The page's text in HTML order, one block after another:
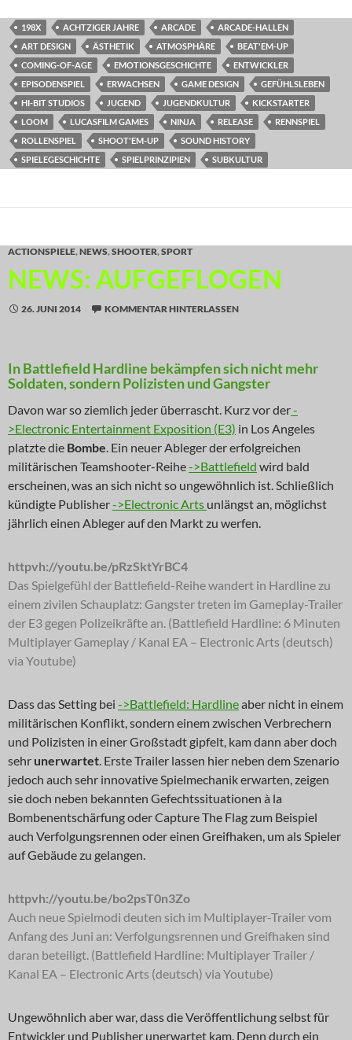
198X ACHTZIGER JAHRE ARCADE
ARCADE-HALLEN
ART DESIGN
ÄSTHETIK ATMOSPHÄRE
BEAT'EM-UP
COMING-OF-AGE
EMOTIONSGESCHICHTE
ENTWICKLER
EPISODENSPIEL
ERWACHSEN GAME DESIGN
GEFÜHLSLEBEN
HI-BIT STUDIOS
JUGEND JUGENDKULTUR
KICKSTARTER
LOOM
LUCASFILM GAMES NINJA RELEASE
RENNSPIEL
ROLLENSPIEL
SHOOT'EM-UP
SOUND HISTORY
SPIELEGESCHICHTE
SPIELPRINZIPIEN SUBKULTUR
ACTIONSPIELE,NEWS,SHOOTER,SPORT
NEWS: AUFGEFLOGEN
26. JUNI 2014 KOMMENTAR HINTERLASSEN
In Battlefield Hardline bekämpfen sich nicht mehr
Soldaten, sondern Polizisten und Gangster
Davon war so ziemlich jeder überrascht. Kurz vor der-
>Electronic Entertainment Exposition (E3) in Los Angeles
platzte die Bombe. Ein neuer Ableger der erfolgreichen
militärischen Teamshooter-Reihe->Battlefield wird bald
erscheinen, was an sich nicht so ungewöhnlich ist. Schließlich
kündigte Publisher->Electronic Arts unlängst an, möglichst
jährlich einen Ableger auf den Markt zu werfen.
httpvh://youtu.be/pRzSktYrBC4
Das Spielgefühl der Battlefield-Reihe wandert in Hardline zu
einem zivilen Schauplatz: Gangster treten im Gameplay-Trailer
der E3 gegen Polizeikräfte an. (Battlefield Hardline: 6 Minuten
Multiplayer Gameplay / Kanal EA – Electronic Arts (deutsch)
via Youtube)
Dass das Setting bei ->Battlefield: Hardlineaber nicht in einem
militärischen Konflikt, sondern einem zwischen Verbrechern
und Polizisten in einer Großstadt gipfelt, kam dann aber doch
sehr unerwartet. Erste Trailer lassen hier neben dem Szenario
jedoch auch sehr innovative Spielmechanik erwarten, zeigen
sie doch neben bekannten Gefechtssituationen à la
Bombenentschärfung oder Capture The Flag zum Beispiel
auch Verfolgungsrennen oder einen Greifhaken, um als Spieler
auf Gebäude zu gelangen.
httpvh://youtu.be/bo2psT0n3Zo
Auch neue Spielmodi deuten sich im Multiplayer-Trailer vom
Anfang des Juni an: Verfolgungsrennen und Greifhaken sind
daran beteiligt. (Battlefield Hardline: Multiplayer Trailer /
Kanal EA – Electronic Arts (deutsch) via Youtube)
Ungewöhnlich aber war, dass die Veröffentlichung selbst für
Entwickler und Publisher unerwartet kam. Denn durch ein